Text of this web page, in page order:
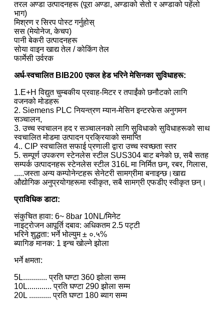
तरल अण्डा उत्पादनहरू (पूरा अण्डा, अण्डाको सेतो र अण्डाको पहेंलो
भाग)
मिश्रण र सिरप पोस्ट गर्नुहोस्
सस (मेयोनेज, केचप)
पानी बेकरी उत्पादनहरू
सोया वाइन खाद्य तेल / कोकिंग तेल
फार्मेसी उर्वरक
अर्ध-स्वचालित BIB200 एकल हेड भरिने मेसिनका सुविधाहरू:
1.E+H विद्युत चुम्बकीय प्रवाह-मिटर र तपाईंको छनौटको लागि
वजनको मोडहरू
2. Siemens PLC नियन्त्रण म्यान-मेसिन इन्टरफेस अनुगमन
सञ्चालन,
3. उच्च स्वचालन हद र सञ्चालनको लागि सुविधाको सुविधाहरूको साथ
स्वचालित मोडमा उत्पादन प्रक्रियाको समाप्ति
4.. CIP स्वचालित सफाई प्रणाली द्वारा उच्च स्वच्छता स्तर
5. सम्पूर्ण उपकरण स्टेनलेस स्टील SUS304 बाट बनेको छ, सबै सतह
सम्पर्क उत्पादनहरू स्टेनलेस स्टील 316L मा निर्मित छन्, रबर, गिलास,
.....जस्ता अन्य कम्पोनेन्टहरू सेनेटरी सामग्रीमा बनाइन्छ।खाद्य
औद्योगिक अनुप्रयोगहरूमा स्वीकृत, सबै सामग्री एफडीए स्वीकृत छन्।
प्राविधिक डाटा:
संकुचित हावा: 6~ 8bar 10NL/मिनेट
नाइट्रोजन आपूर्ति दबाव: अधिकतम 2.5 पट्टी
भरिने शुद्धता: भर्ने भोल्युम ± ०.५%
ब्यागिङ मानक: 1 इन्च खोल्ने झोला
भर्ने क्षमता:
5L............ प्रति घण्टा 360 झोला सम्म
10L............ प्रति घण्टा 290 झोला सम्म
20L ........... प्रति घण्टा 180 ब्याग सम्म